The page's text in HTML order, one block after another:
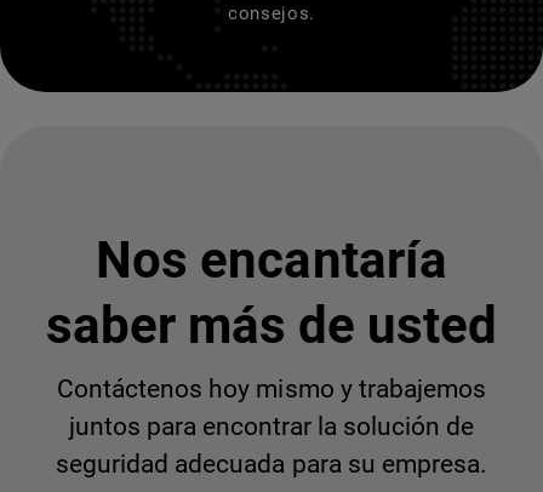
consejos.
Nos encantaría
saber más de usted
Contáctenos hoy mismo y trabajemos
juntos para encontrar la solución de
seguridad adecuada para su empresa.